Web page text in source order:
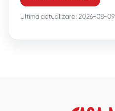
Ultima actualizare: 2026-08-09